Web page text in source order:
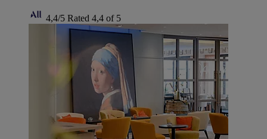
4,4/5 Rated 4,4 of 5